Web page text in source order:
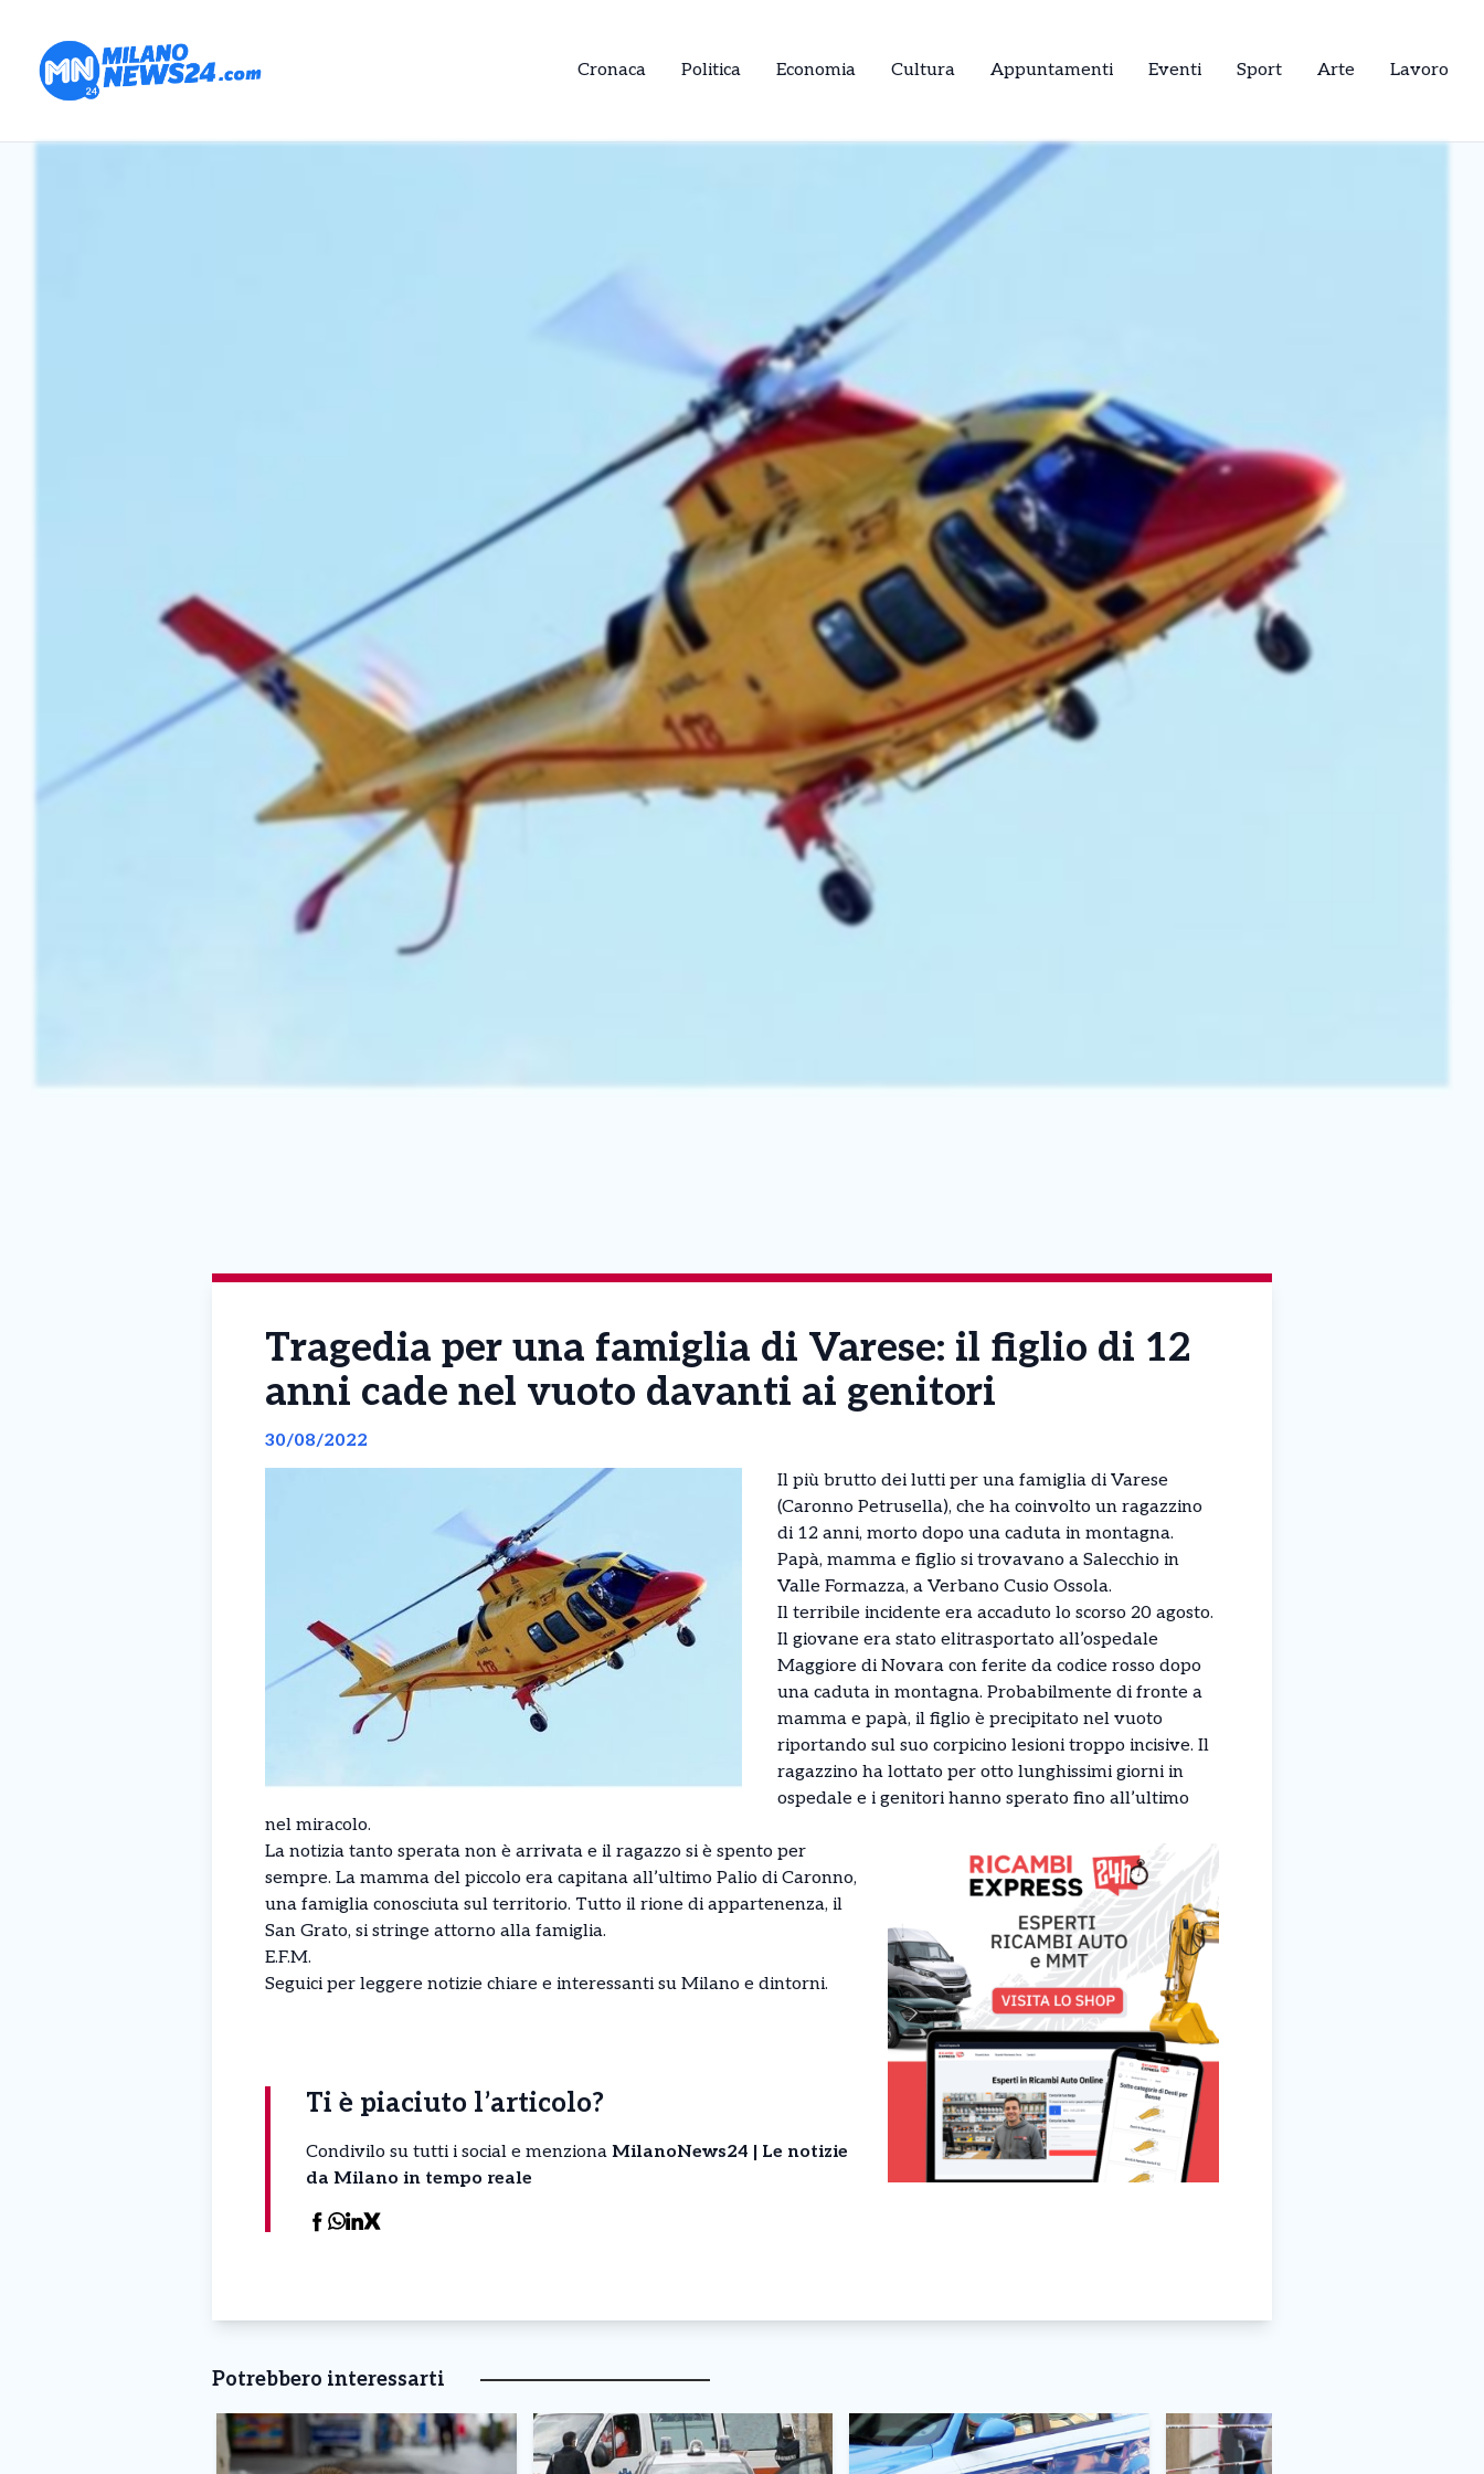
Cronaca Politica Economia Cultura Appuntamenti Eventi Sport Arte Lavoro
Tragedia per una famiglia di Varese: il figlio di 12
anni cade nel vuoto davanti ai genitori
30/08/2022
Il più brutto dei lutti per una famiglia di Varese
(Caronno Petrusella), che ha coinvolto un ragazzino
di 12 anni, morto dopo una caduta in montagna.
Papà, mamma e figlio si trovavano a Salecchio in
Valle Formazza, a Verbano Cusio Ossola.
Il terribile incidente era accaduto lo scorso 20 agosto.
Il giovane era stato elitrasportato all’ospedale
Maggiore di Novara con ferite da codice rosso dopo
una caduta in montagna. Probabilmente di fronte a
mamma e papà, il figlio è precipitato nel vuoto
riportando sul suo corpicino lesioni troppo incisive. Il
ragazzino ha lottato per otto lunghissimi giorni in
ospedale e i genitori hanno sperato fino all’ultimo
nel miracolo.
La notizia tanto sperata non è arrivata e il ragazzo si è spento per
sempre. La mamma del piccolo era capitana all’ultimo Palio di Caronno,
una famiglia conosciuta sul territorio. Tutto il rione di appartenenza, il
San Grato, si stringe attorno alla famiglia.
E.F.M.
Seguici per leggere notizie chiare e interessanti su Milano e dintorni.
Ti è piaciuto l’articolo?
Condivilo su tutti i social e menziona MilanoNews24 | Le notizie
da Milano in tempo reale
Potrebbero interessarti